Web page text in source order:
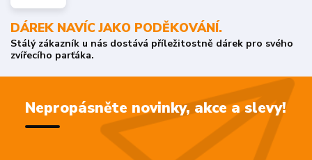
DÁREK NAVÍC JAKO PODĚKOVÁNÍ.
Stálý zákazník u nás dostává příležitostně dárek pro svého
zvířecího parťáka.
Nepropásněte novinky, akce a slevy!